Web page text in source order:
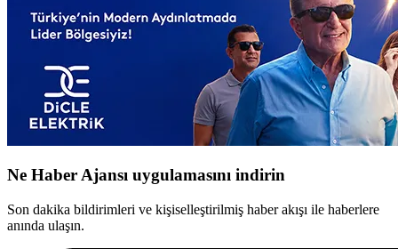
Ne Haber Ajansı uygulamasını indirin
Son dakika bildirimleri ve kişiselleştirilmiş haber akışı ile haberlere
anında ulaşın.